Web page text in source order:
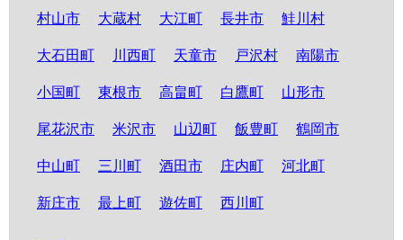
村山市 大蔵村 大江町 長井市 鮭川村
大石田町 川西町 天童市 戸沢村 南陽市
小国町 東根市 高畠町 白鷹町 山形市
尾花沢市 米沢市 山辺町 飯豊町 鶴岡市
中山町 三川町 酒田市 庄内町 河北町
新庄市 最上町 遊佐町 西川町